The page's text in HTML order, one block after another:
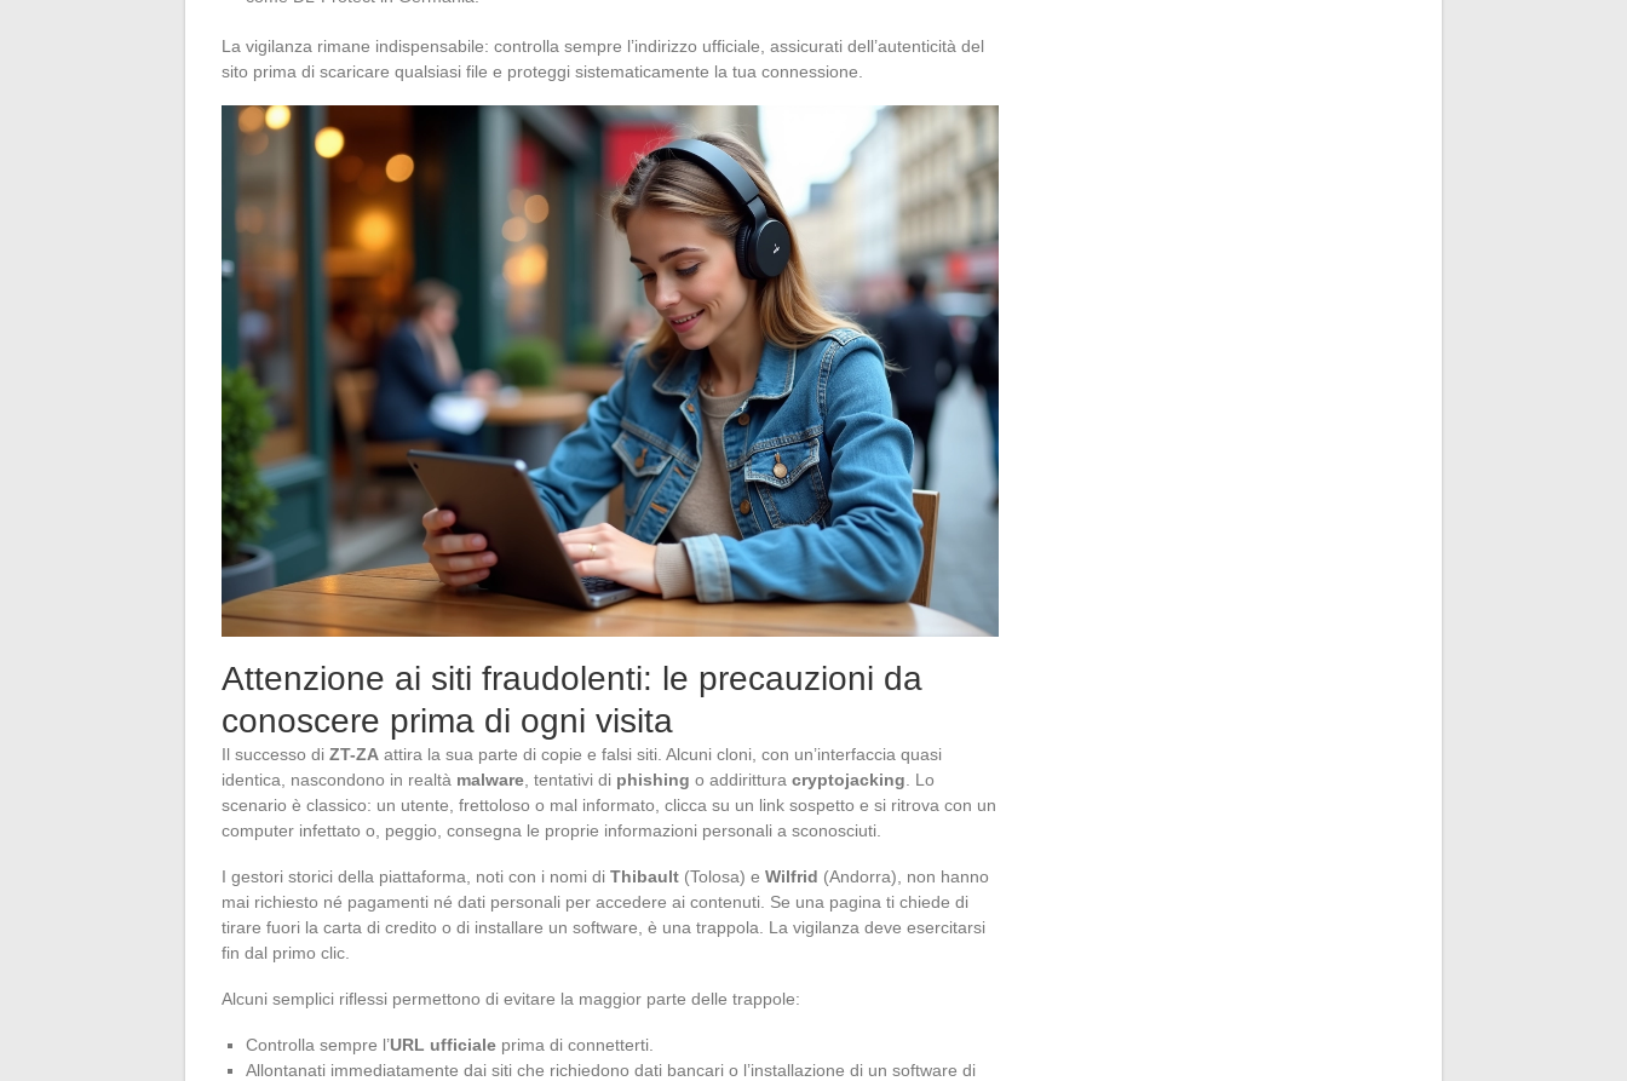
La vigilanza rimane indispensabile: controlla sempre l’indirizzo ufficiale, assicurati dell’autenticità del
sito prima di scaricare qualsiasi file e proteggi sistematicamente la tua connessione.
Attenzione ai siti fraudolenti: le precauzioni da
conoscere prima di ogni visita
Il successo di ZT-ZA attira la sua parte di copie e falsi siti. Alcuni cloni, con un’interfaccia quasi
identica, nascondono in realtà malware , tentativi di phishing o addirittura cryptojacking . Lo
scenario è classico: un utente, frettoloso o mal informato, clicca su un link sospetto e si ritrova con un
computer infettato o, peggio, consegna le proprie informazioni personali a sconosciuti.
I gestori storici della piattaforma, noti con i nomi di Thibault (Tolosa) e Wilfrid (Andorra), non hanno
mai richiesto né pagamenti né dati personali per accedere ai contenuti. Se una pagina ti chiede di
tirare fuori la carta di credito o di installare un software, è una trappola. La vigilanza deve esercitarsi
fin dal primo clic.
Alcuni semplici riflessi permettono di evitare la maggior parte delle trappole:
Controlla sempre l’URL ufficiale prima di connetterti.
Allontanati immediatamente dai siti che richiedono dati bancari o l’installazione di un software di